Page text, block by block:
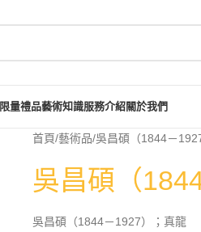
限量禮品藝術知識服務介紹關於我們
首頁 藝術品 吳昌碩（1844－
吳昌碩（
吳昌碩（1844－1927）；真龍